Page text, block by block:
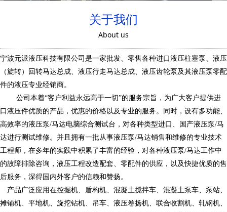
关于我们
About us
宁波元派液压科技有限公司是一家批发、零售各种进口液压柱塞泵、液压
（旋转）回转马达总成、液压行走马达总成、液压齿轮泵及其液压泵零配
件的液压专业经销商。
公司本着“客户利益永远高于一切”的服务宗旨，为广大客户提供进
口液压件优质的产品，优惠的价格以及专业的服务。同时，设有多功能、
高效率的液压泵/马达电脑综合测试台，对各种类型进口、国产液压泵/马
达进行测试维修。并且拥有一批从事液压泵/马达销售和维修的专业技术
工程师，在多年的实践中积累了丰富的经验，对各种液压泵/马达工作中
的故障排除咨询，液压工程改造配套、零配件的供应，以及快捷优质的售
后服务，深得国内外客户的信赖和赞扬。
产品广泛应用在控掘机、盾构机、混凝土搅拌车、混凝土泵车、泵站、
摊铺机、平地机、旋挖钻机、吊车、液压卷扬机、联合收割机、轧钢机、